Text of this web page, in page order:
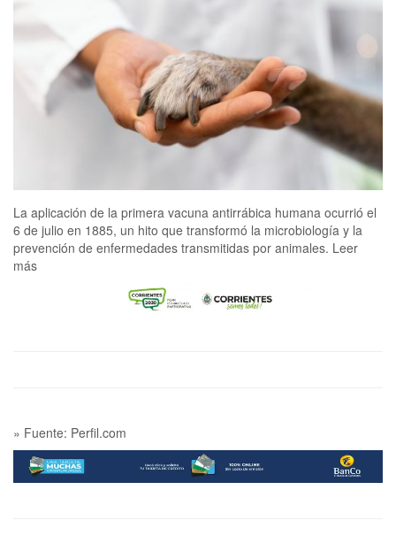
La aplicación de la primera vacuna antirrábica humana ocurrió el
6 de julio en 1885, un hito que transformó la microbiología y la
prevención de enfermedades transmitidas por animales. Leer
más
» Fuente: Perfil.com